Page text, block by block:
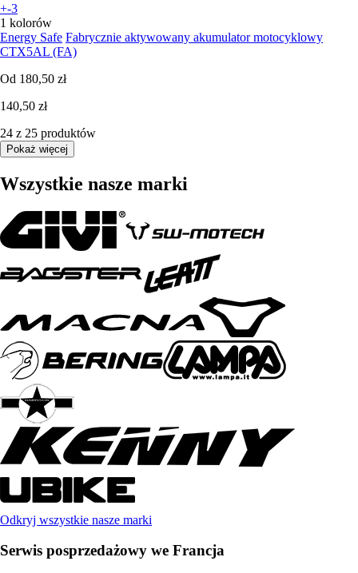
+-3
1 kolorów
Energy Safe Fabrycznie aktywowany akumulator motocyklowy
CTX5AL (FA)
Od 180,50 zł
140,50 zł
24 z 25 produktów
Pokaż więcej
Wszystkie nasze marki
Odkryj wszystkie nasze marki
Serwis posprzedażowy we Francja